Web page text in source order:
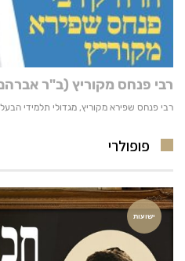
פופולרי
ישועות